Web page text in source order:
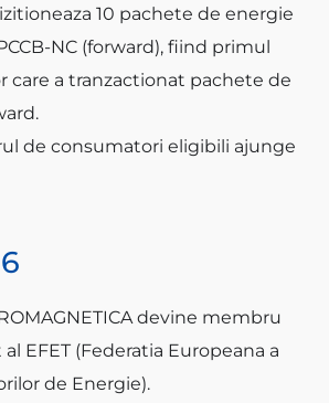
10 pachete de energie
NC (forward), fiind primul
care a tranzactionat pachete de
de consumatori eligibili ajunge
devine membru
al EFET (Federatia Europeana a
de Energie).